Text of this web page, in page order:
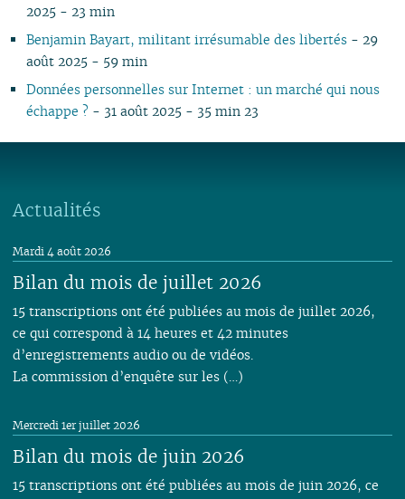
2025 - 23 min
Benjamin Bayart, militant irrésumable des libertés- 29
août 2025 - 59 min
Données personnelles sur Internet : un marché qui nous
échappe ? - 31 août 2025 - 35 min 23
Actualités
Bilan du mois de juillet 2026
Mardi 4 août 2026
15 transcriptions ont été publiées au mois de juillet 2026,
ce qui correspond à 14 heures et 42 minutes
d’enregistrements audio ou de vidéos.
La commission d’enquête sur les (…)
Bilan du mois de juin 2026
Mercredi 1er juillet 2026
15 transcriptions ont été publiées au mois de juin 2026, ce